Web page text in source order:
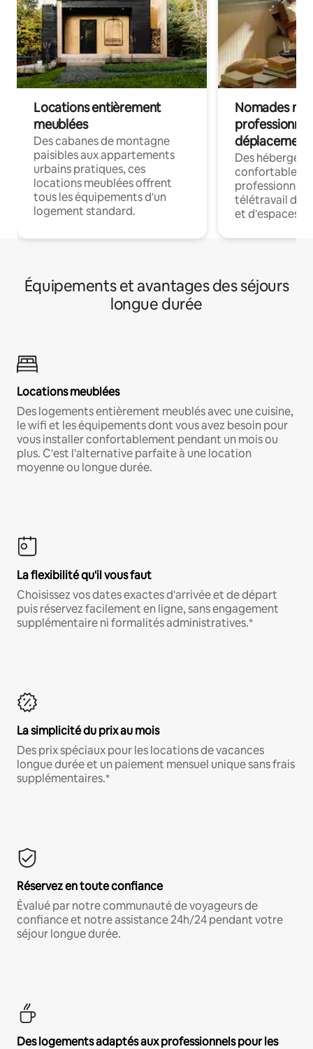
Locations entièrement
meublées
Des cabanes de montagne
paisibles aux appartements
urbains pratiques, ces
locations meublées offrent
tous les équipements d'un
logement standard.
Nomades
déplacement
Des
confortables
professionnels
télétravail
et d'espaces
Équipements et avantages des séjours
longue durée
Locations meublées
Des logements entièrement meublés avec une cuisine,
le wifi et les équipements dont vous avez besoin pour
vous installer confortablement pendant un mois ou
plus. C'est l'alternative parfaite à une location
moyenne ou longue durée.
La flexibilité qu'il vous faut
Choisissez vos dates exactes d'arrivée et de départ
puis réservez facilement en ligne, sans engagement
supplémentaire ni formalités administratives.*
La simplicité du prix au mois
Des prix spéciaux pour les locations de vacances
longue durée et un paiement mensuel unique sans frais
supplémentaires.*
Réservez en toute confiance
Évalué par notre communauté de voyageurs de
confiance et notre assistance 24h/24 pendant votre
séjour longue durée.
Des logements adaptés aux professionnels pour les